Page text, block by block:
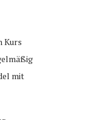
Kurs
mit